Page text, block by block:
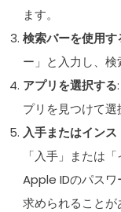
ます。
検索バーを使用す
ー」と入力し、検
アプリを選択する
プリを見つけて選
入手またはイン
「入手」または
Apple IDのパス
求められることが